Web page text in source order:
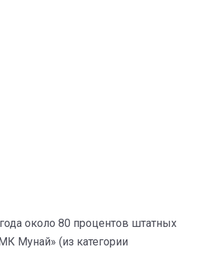
около 80 процентов штатных
Мунай» (из категории